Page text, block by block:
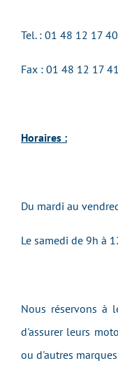
Tel. : 01 48 12 17 40
Fax : 01 48 12 17 41
Horaires :
Du mardi au
Le samedi de 9h à
Nous réservons à
d'assurer leurs
ou d'autres